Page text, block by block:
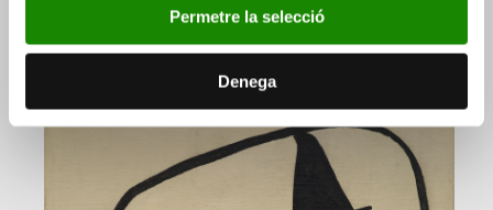
Permetre la selecció
Denega
Fundació Bancaixa – València